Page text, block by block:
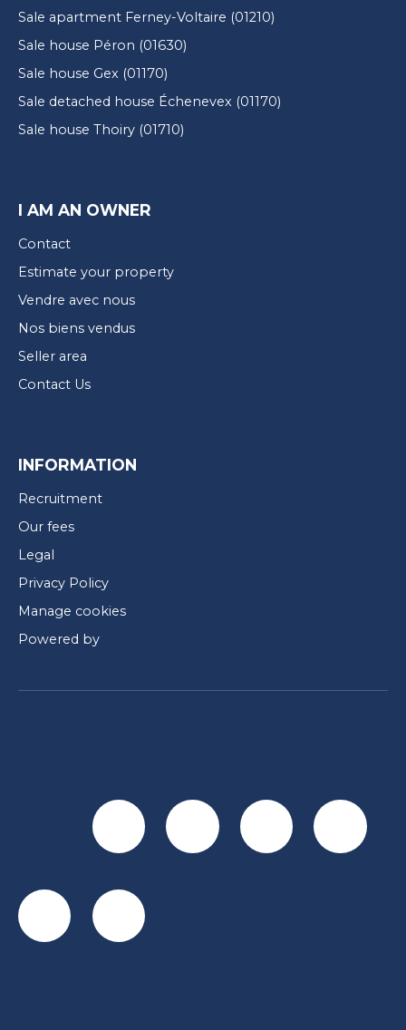
Sale apartment Ferney-Voltaire (01210)
Sale house Péron (01630)
Sale house Gex (01170)
Sale detached house Échenevex (01170)
Sale house Thoiry (01710)
I AM AN OWNER
Contact
Estimate your property
Vendre avec nous
Nos biens vendus
Seller area
Contact Us
INFORMATION
Recruitment
Our fees
Legal
Privacy Policy
Manage cookies
Powered by